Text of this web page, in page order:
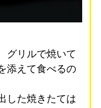
グリルで焼いて
添えて食べるの
した焼きたては